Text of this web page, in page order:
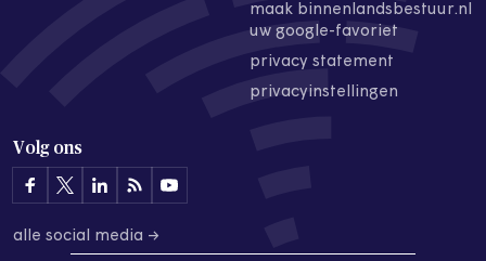
maak binnenlandsbestuur.nl
uw google-favoriet
privacy statement
privacyinstellingen
Volg ons
alle social media →